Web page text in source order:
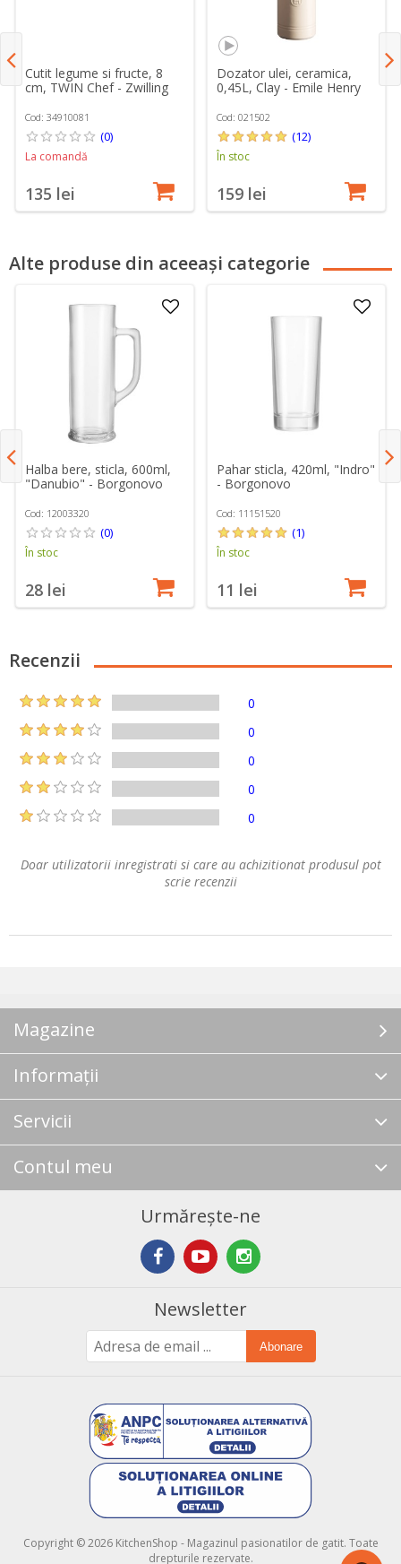
Cutit legume si fructe, 8
cm, TWIN Chef - Zwilling
Cod: 34910081
(0)
La comandă
135 lei
Dozator ulei, ceramica,
0,45L, Clay - Emile Henry
Cod: 021502
(12)
În stoc
159 lei
Alte produse din aceeași categorie
Halba bere, sticla, 600ml,
"Danubio" - Borgonovo
Cod: 12003320
(0)
În stoc
28 lei
Pahar sticla, 420ml, "Indro"
- Borgonovo
Cod: 11151520
(1)
În stoc
11 lei
Recenzii
0
0
0
0
0
Doar utilizatorii inregistrati si care au achizitionat produsul pot
scrie recenzii
Magazine
Informații
Servicii
Contul meu
Urmărește-ne
Newsletter
Abonare
Copyright © 2026 KitchenShop - Magazinul pasionatilor de gatit. Toate
drepturile rezervate.